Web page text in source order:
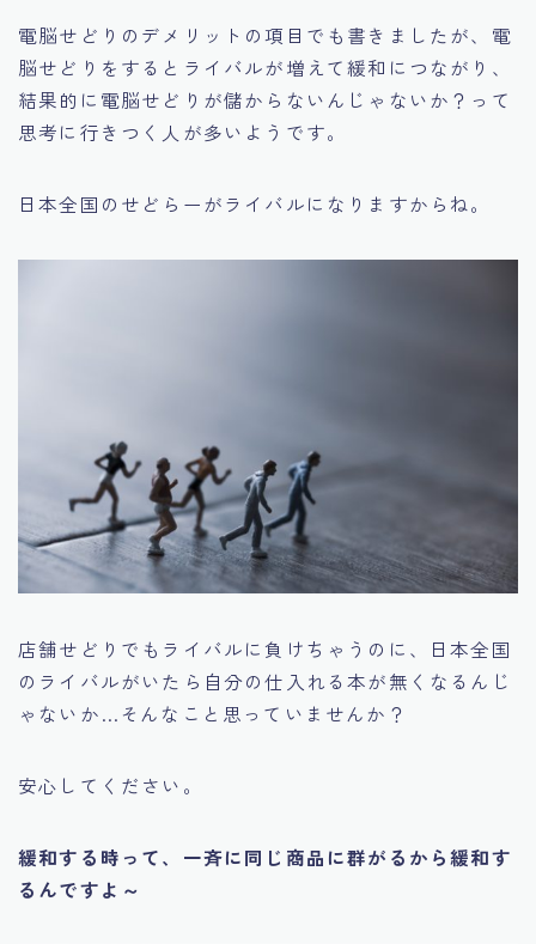
電脳せどりのデメリットの項目でも書きましたが、 電
脳せどりをするとライバルが増えて緩和につながり、
結果的に電脳せどりが儲からないんじゃないか？ って
思考に行きつく人が多いようです。
日本全国のせどらーがライバルになりますからね。
店舗せどりでもライバルに負けちゃうのに、
日本全国
のライバルがいたら自分の仕入れる本が無くなるんじ
ゃないか… そんなこと思っていませんか？
安心してください。
緩和する時って、一斉に同じ商品に群がるから緩和す
るんですよ～